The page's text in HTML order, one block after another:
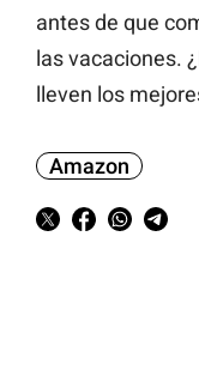
antes de que
las vacaciones.
lleven los
Amazon